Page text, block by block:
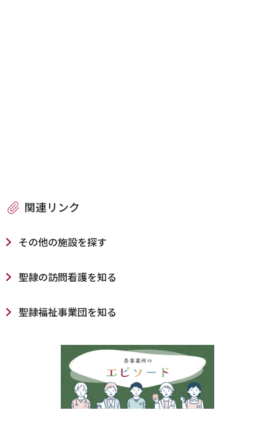
関連リンク
その他の施設を探す
聖隷の訪問看護を知る
聖隷福祉事業団を知る